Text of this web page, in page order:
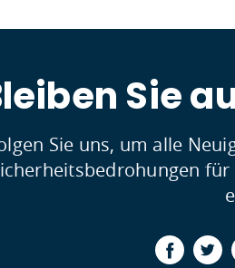
Sie
Sie uns, um alle